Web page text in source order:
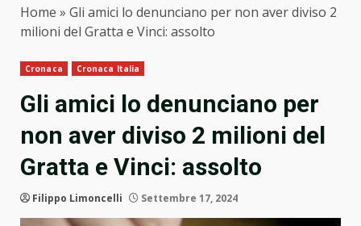
Home » Gli amici lo denunciano per non aver diviso 2
milioni del Gratta e Vinci: assolto
Cronaca Cronaca Italia
Gli amici lo denunciano per
non aver diviso 2 milioni del
Gratta e Vinci: assolto
Filippo Limoncelli Settembre 17, 2024